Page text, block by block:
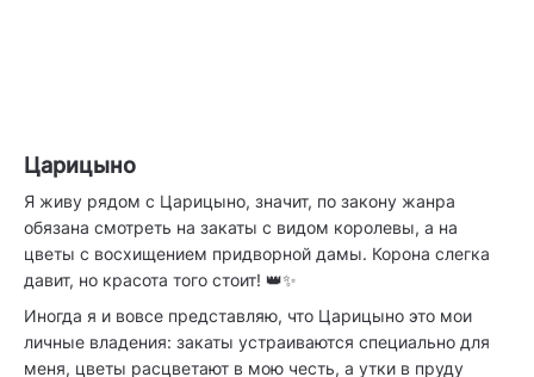
Царицыно
Я живу рядом с Царицыно, значит, по закону жанра
обязана смотреть на закаты с видом королевы, а на
цветы с восхищением придворной дамы. Корона слегка
давит, но красота того стоит! 👑✨
Иногда я и вовсе представляю, что Царицыно это мои
личные владения: закаты устраиваются специально для
меня, цветы расцветают в мою честь, а утки в пруду